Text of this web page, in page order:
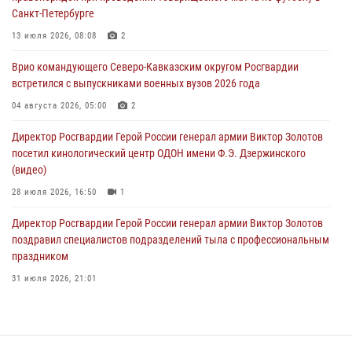
В регионах Урала бойцам Росгвардии в зону СВО передали свежие
тиражи газет
Всероссийская ведомственная акции «Каникулы с Росгвардией
проходит в Сибири
Санкт-Петербурге
13 июля 2026, 08:08 2
Врио командующего Северо-Кавказским округом Росгвардии
встретился с выпускниками военных вузов 2026 года
04 августа 2026, 05:00 2
Директор Росгвардии Герой России генерал армии Виктор Золотов
посетил кинологический центр ОДОН имени Ф.Э. Дзержинского
(видео)
28 июля 2026, 16:50 1
Директор Росгвардии Герой России генерал армии Виктор Золотов
поздравил специалистов подразделений тыла с профессиональным
праздником
31 июля 2026, 21:01